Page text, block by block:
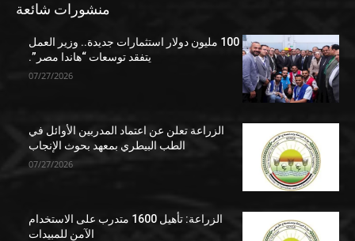
منشورات شائعة
100 مليون دولار استثمارات جديدة.. وزير العمل
يتفقد توسعات “هاندا مصر”.
07/27/2026
الزراعة تعلن عن اعتماد المدربين الأوائل في
الطب البيطري بمعهد بحوث الإنجاب
07/27/2026
الزراعة: تأهيل 1600 متدرب على الاستخدام
الآمن للمبيدات